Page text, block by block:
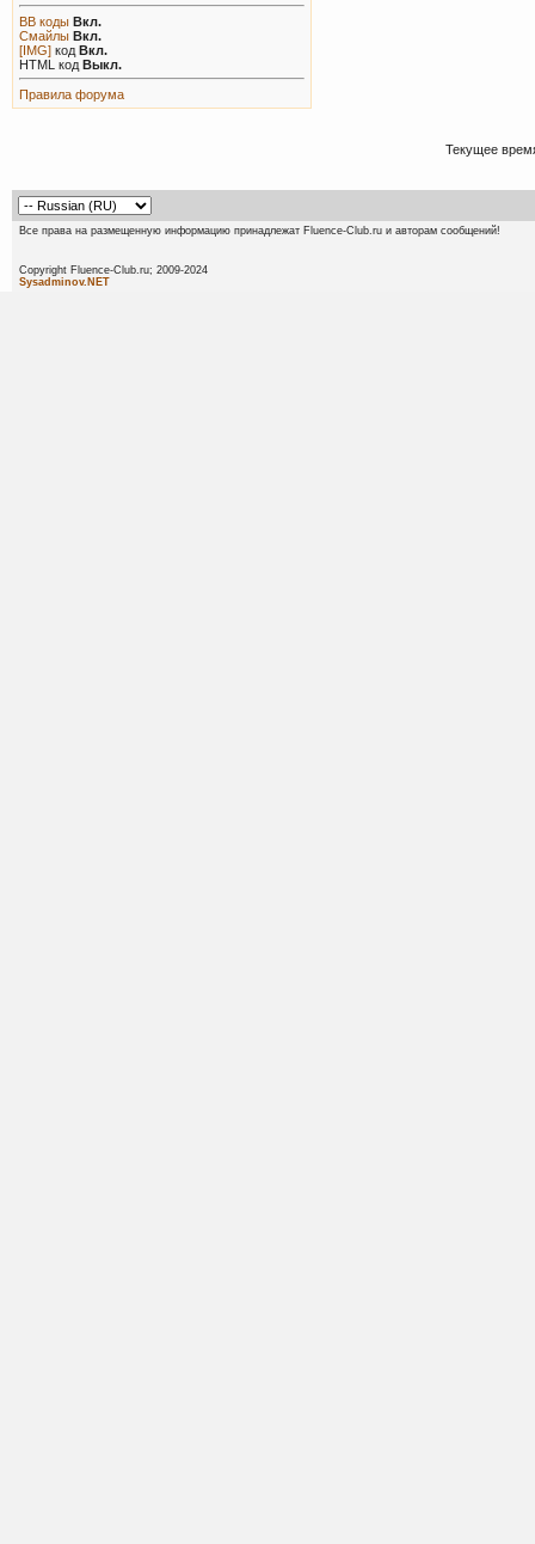
BB коды Вкл.
Смайлы Вкл.
[IMG] код Вкл.
HTML код Выкл.
Правила форума
Текущее
Все права на размещенную информацию принадлежат Fluence-Club.ru и авторам сообщений!
Copyright Fluence-Club.ru;
Sysadminov.NET